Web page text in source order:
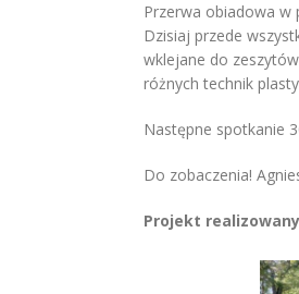
Przerwa obiadowa w
Dzisiaj przede
wklejane do
różnych technik
Następne spotkanie
Do zobaczenia!
Projekt